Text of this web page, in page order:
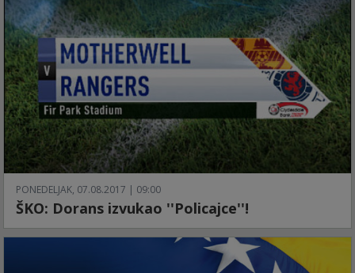
PONEDELJAK, 07.08.2017 | 09:00
ŠKO: Dorans izvukao ''Policajce''!